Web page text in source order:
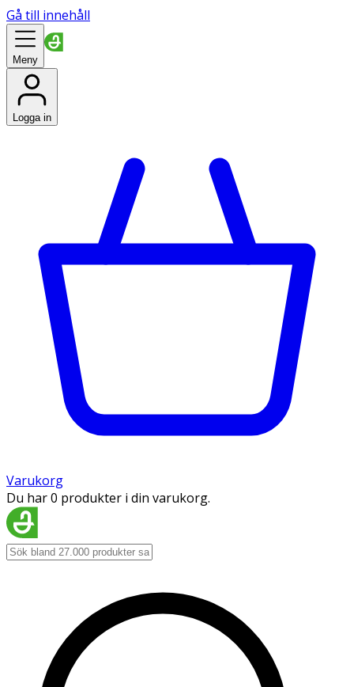
Gå till innehåll
Meny
Logga in
Varukorg
Du har 0 produkter i din varukorg.